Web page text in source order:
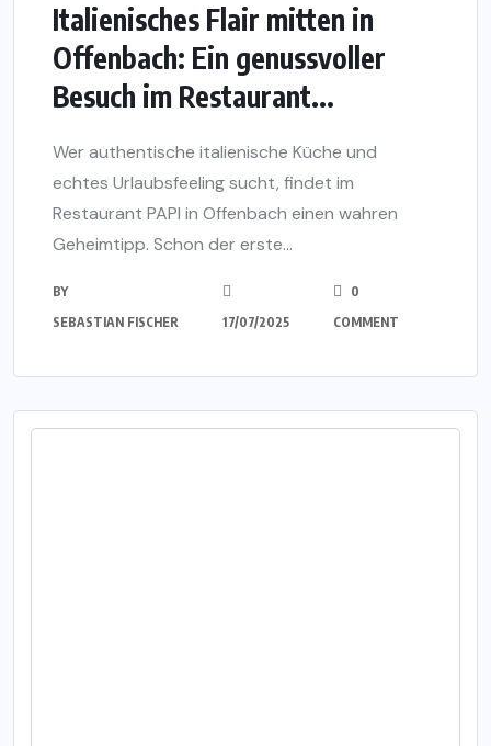
Italienisches Flair mitten in
Offenbach: Ein genussvoller
Besuch im Restaurant...
Wer authentische italienische Küche und
echtes Urlaubsfeeling sucht, findet im
Restaurant PAPI in Offenbach einen wahren
Geheimtipp. Schon der erste...
BY
SEBASTIAN FISCHER
17/07/2025
0
COMMENT